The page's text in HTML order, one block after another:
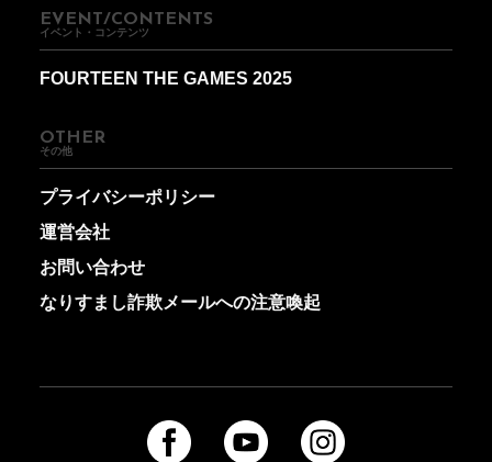
EVENT/CONTENTS
イベント・コンテンツ
FOURTEEN THE GAMES 2025
OTHER
その他
プライバシーポリシー
運営会社
お問い合わせ
なりすまし詐欺メールへの注意喚起